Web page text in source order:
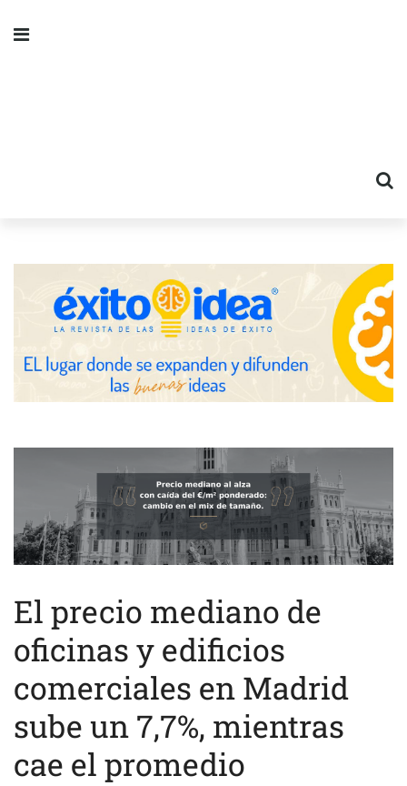
El precio mediano de
oficinas y edificios
comerciales en Madrid
sube un 7,7%, mientras
cae el promedio